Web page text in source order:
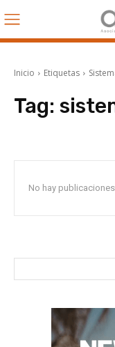
Inicio Etiquetas
Tag:
No hay